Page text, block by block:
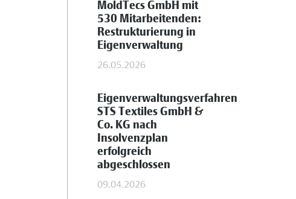
MoldTecs GmbH mit
530 Mitarbeitenden:
Restrukturierung in
Eigenverwaltung
26.05.2026
Eigenverwaltungsverfahren
STS Textiles GmbH &
Co. KG nach
Insolvenzplan
erfolgreich
abgeschlossen
09.04.2026